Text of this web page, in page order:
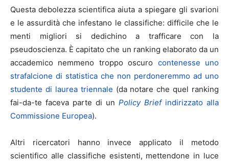
Questa debolezza scientifica aiuta a spiegare gli svarioni
e le assurdità che infestano le classifiche: difficile che le
menti migliori si dedichino a trafficare con la
pseudoscienza. È capitato che un ranking elaborato da un
accademico nemmeno troppo oscuro contenesse uno
strafalcione di statistica che non perdoneremmo ad uno
studente di laurea triennale (da notare che quel ranking
fai-da-te faceva parte di un Policy Briefindirizzato alla
Commissione Europea).
Altri ricercatori hanno invece applicato il metodo
scientifico alle classifiche esistenti, mettendone in luce